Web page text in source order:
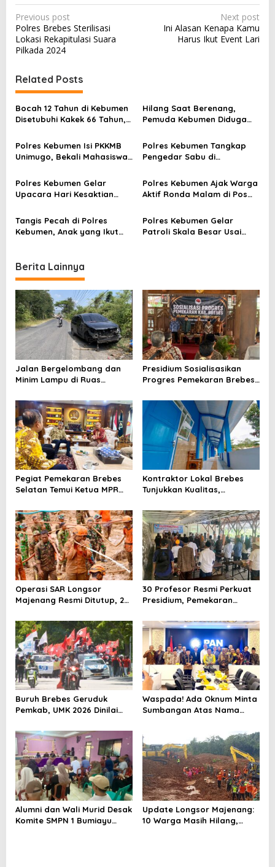
P
o
s
n
a
v
g
t
o
n
Previous post
Polres Brebes Sterilisasi
Lokasi Rekapitulasi Suara
Pilkada 2024
Next post
Ini Alasan Kenapa Kamu
Harus Ikut Event Lari
Related Posts
Bocah 12 Tahun di Kebumen
Disetubuhi Kakek 66 Tahun,
Korban!
Hilang Saat Berenang,
Pemuda Kebumen Diduga
Ambal
Polres Kebumen Isi PKKMB
Unimugo, Bekali Mahasiswa
Kekerasan
Polres Kebumen Tangkap
Pengedar Sabu di
Diamankan
Polres Kebumen Gelar
Upacara Hari Kesaktian
Ingatkan Makna Persatuan
Polres Kebumen Ajak Warga
Aktif Ronda Malam di Pos
Kejahatan
Tangis Pecah di Polres
Kebumen, Anak yang Ikut
Tua
Polres Kebumen Gelar
Patroli Skala Besar Usai
Berita Lainnya
Jalan Bergelombang dan
Minim Lampu di Ruas
Telan Korban, Innova
Hantam Pohon di
Bantarkawung
Presidium Sosialisasikan
Progres Pemekaran Brebes
Pansus DPRD Jateng Jadi
Tahap Berikutnya
Pegiat Pemekaran Brebes
Selatan Temui Ketua MPR
Dukungan Urus Berkas ke
Provinsi
Kontraktor Lokal Brebes
Tunjukkan Kualitas,
Negeri Brebes Rampung
Operasi SAR Longsor
Majenang Resmi Ditutup, 2
hingga Hari ke-10
30 Profesor Resmi Perkuat
Presidium, Pemekaran
Terbendung
Buruh Brebes Geruduk
Pemkab, UMK 2026 Dinilai
Waspada! Ada Oknum Minta
Sumbangan Atas Nama
Alumni dan Wali Murid Desak
Komite SMPN 1 Bumiayu
Update Longsor Majenang:
10 Warga Masih Hilang,